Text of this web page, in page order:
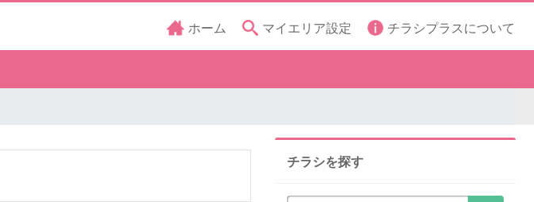
ホーム マイエリア設定 チラシプラスについて
チラシを探す